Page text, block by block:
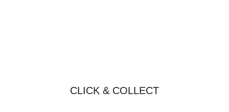
CLICK & COLLECT